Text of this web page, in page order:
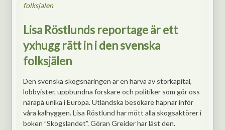
folksjalen
Lisa Röstlunds reportage är ett
yxhugg rätt in i den svenska
folksjälen
Den svenska skogsnäringen är en härva av storkapital,
lobbyister, uppbundna forskare och politiker som gör oss
närapå unika i Europa. Utländska besökare häpnar inför
våra kalhyggen. Lisa Röstlund har mött alla skogsaktörer i
boken ”Skogslandet”. Göran Greider har läst den.